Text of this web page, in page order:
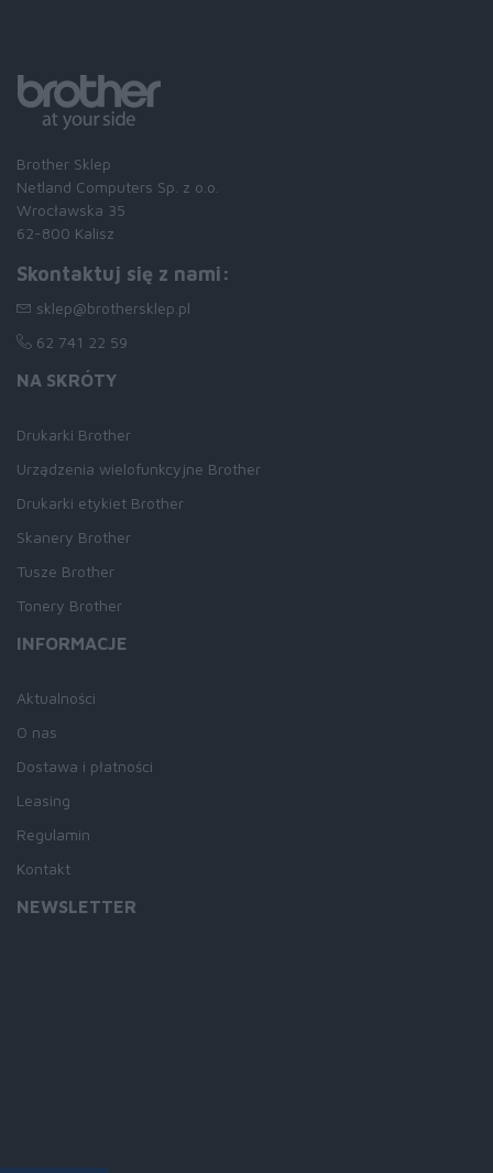
Brother Sklep
Netland Computers Sp. z o.o.
Wrocławska 35
62-800 Kalisz
Skontaktuj się z nami:
sklep@brothersklep.pl
62 741 22 59
NA SKRÓTY
Drukarki Brother
Urządzenia wielofunkcyjne Brother
Drukarki etykiet Brother
Skanery Brother
Tusze Brother
Tonery Brother
INFORMACJE
Aktualności
O nas
Dostawa i płatności
Leasing
Regulamin
Kontakt
NEWSLETTER